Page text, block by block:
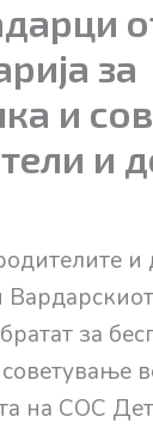
за
и
и
и
за
на СОС